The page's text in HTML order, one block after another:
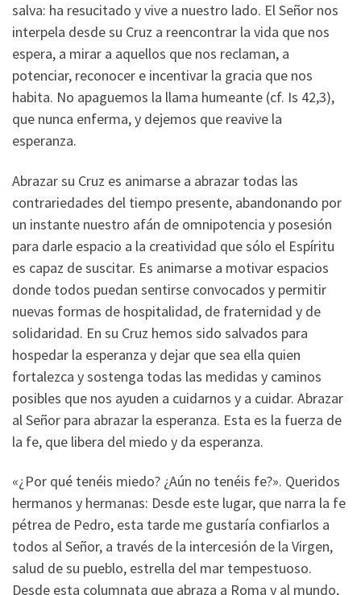
salva: ha resucitado y vive a nuestro lado. El Señor nos
interpela desde su Cruz a reencontrar la vida que nos
espera, a mirar a aquellos que nos reclaman, a
potenciar, reconocer e incentivar la gracia que nos
habita. No apaguemos la llama humeante (cf. Is 42,3),
que nunca enferma, y dejemos que reavive la
esperanza.
Abrazar su Cruz es animarse a abrazar todas las
contrariedades del tiempo presente, abandonando por
un instante nuestro afán de omnipotencia y posesión
para darle espacio a la creatividad que sólo el Espíritu
es capaz de suscitar. Es animarse a motivar espacios
donde todos puedan sentirse convocados y permitir
nuevas formas de hospitalidad, de fraternidad y de
solidaridad. En su Cruz hemos sido salvados para
hospedar la esperanza y dejar que sea ella quien
fortalezca y sostenga todas las medidas y caminos
posibles que nos ayuden a cuidarnos y a cuidar. Abrazar
al Señor para abrazar la esperanza. Esta es la fuerza de
la fe, que libera del miedo y da esperanza.
«¿Por qué tenéis miedo? ¿Aún no tenéis fe?». Queridos
hermanos y hermanas: Desde este lugar, que narra la fe
pétrea de Pedro, esta tarde me gustaría confiarlos a
todos al Señor, a través de la intercesión de la Virgen,
salud de su pueblo, estrella del mar tempestuoso.
Desde esta columnata que abraza a Roma y al mundo,